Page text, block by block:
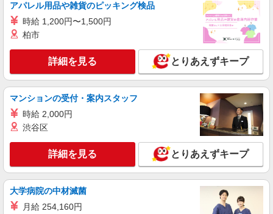
アパレル用品や雑貨のピッキング検品
時給 1,200円〜1,500円
柏市
詳細を見る とりあえずキープ
マンションの受付・案内スタッフ
時給 2,000円
渋谷区
詳細を見る とりあえずキープ
大学病院の中材滅菌
月給 254,160円